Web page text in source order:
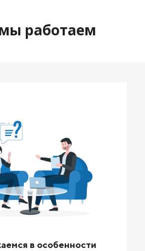
работаем
в особенности